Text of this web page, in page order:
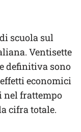
scuola sul
Ventisette
definitiva sono
economici
nel frattempo
cifra totale.